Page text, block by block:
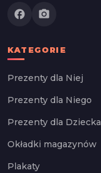
facebook photo_camera
KATEGORIE
Prezenty dla Niej
Prezenty dla Niego
Prezenty dla Dziecka
Okładki magazynów
Plakaty